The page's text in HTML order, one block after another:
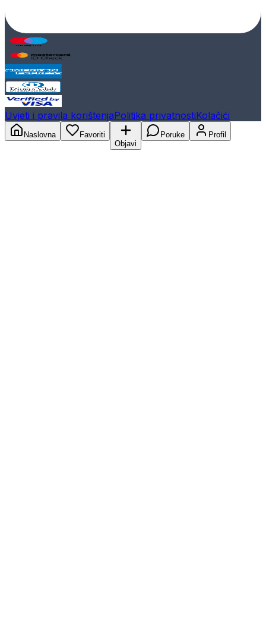
Uvjeti i pravila korištenjaPolitika privatnostiKolačići
Naslovna
Favoriti
Objavi
Poruke Profil